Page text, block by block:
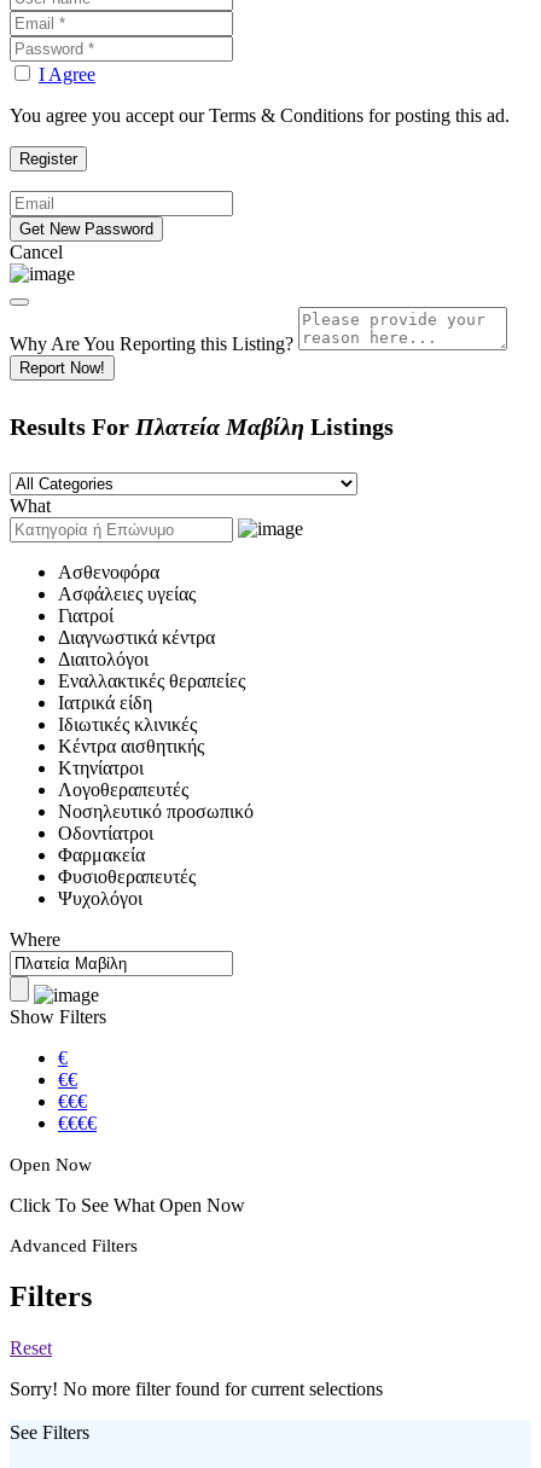
I Agree
You agree you accept our Terms & Conditions for posting this ad.
Cancel
Why Are You Reporting this Listing?
Report Now!
Results For Πλατεία Μαβίλη Listings
What
Ασθενοφόρα
Ασφάλειες υγείας
Γιατροί
Διαγνωστικά κέντρα
Διαιτολόγοι
Εναλλακτικές θεραπείες
Ιατρικά είδη
Ιδιωτικές κλινικές
Κέντρα αισθητικής
Κτηνίατροι
Λογοθεραπευτές
Νοσηλευτικό προσωπικό
Οδοντίατροι
Φαρμακεία
Φυσιοθεραπευτές
Ψυχολόγοι
Where
Show Filters
€
€€
€€€
€€€€
Open Now
Click To See What Open Now
Advanced Filters
Filters
Reset
Sorry! No more filter found for current selections
See Filters